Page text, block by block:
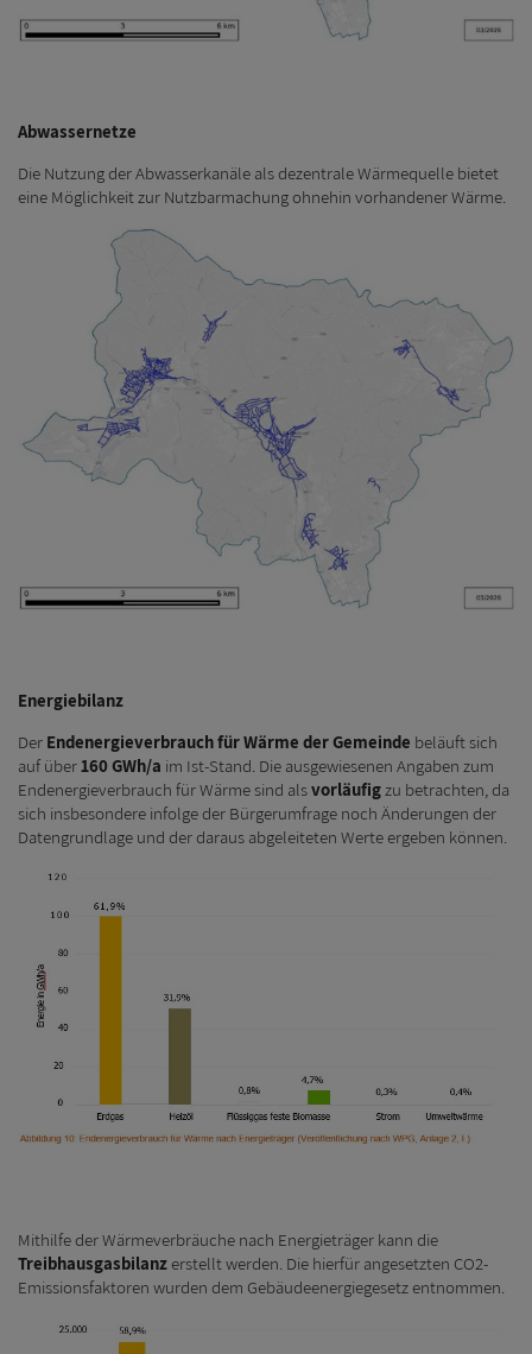
Abwassernetze
Die Nutzung der Abwasserkanäle als dezentrale Wärmequelle bietet
eine Möglichkeit zur Nutzbarmachung ohnehin vorhandener Wärme.
Energiebilanz
Der Endenergieverbrauch für Wärme der Gemeinde beläuft sich
auf über160 GWh/a im Ist-Stand. Die ausgewiesenen Angaben zum
Endenergieverbrauch für Wärme sind alsvorläufigzu betrachten, da
sich insbesondere infolge der Bürgerumfrage noch Änderungen der
Datengrundlage und der daraus abgeleiteten Werte ergeben können.
Mithilfe der Wärmeverbräuche nach Energieträger kann die
Treibhausgasbilanz erstellt werden. Die hierfür angesetzten CO2-
Emissionsfaktoren wurden dem Gebäudeenergiegesetz entnommen.